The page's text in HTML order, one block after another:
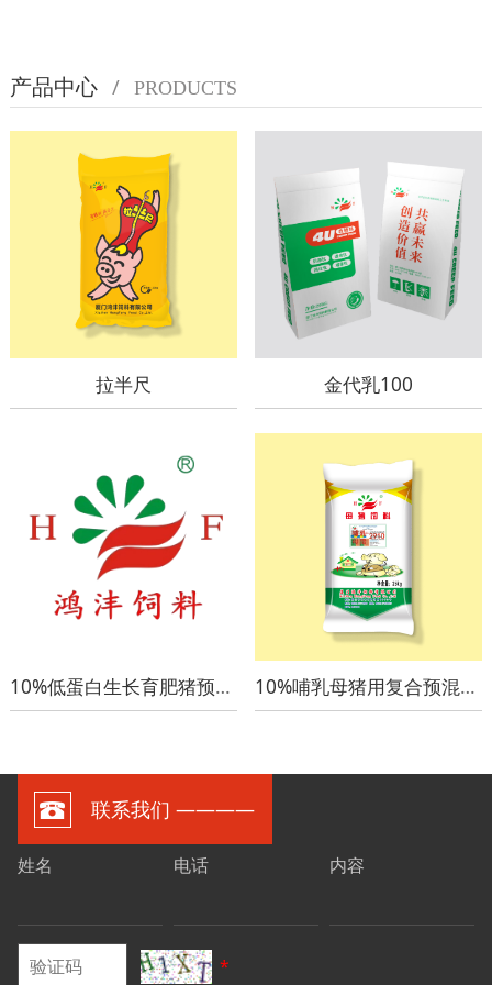
产品中心 / PRODUCTS
拉半尺 金代乳100
10%低蛋白生长育肥猪预混料塑体10 10%哺乳母猪用复合预混料2910
联系我们 ————
姓名 电话 内容
*